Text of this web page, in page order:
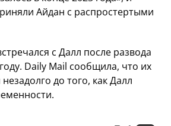
Айдан с распростертыми
с Далл после развода
Daily Mail сообщила, что их
до того, как Далл